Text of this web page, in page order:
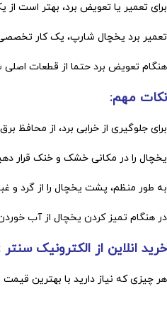
برای تعمیر یا تعویض برد، بهتر
تعمیر برد یخچال شارپ، یک کار
هنگام تعویض برد حتما از قطعات اصلی
نکات مهم:
برای جلوگیری از خرابی برد، از محافظ
یخچال را در مکانی خشک و خنک قرار
به طور منظم، پشت یخچال را از گرد و
در هنگام تمیز کردن یخچال از آب
خرید انلاین از الکترونیک سنتر
هر چیزی که نیاز دارید با بهترین